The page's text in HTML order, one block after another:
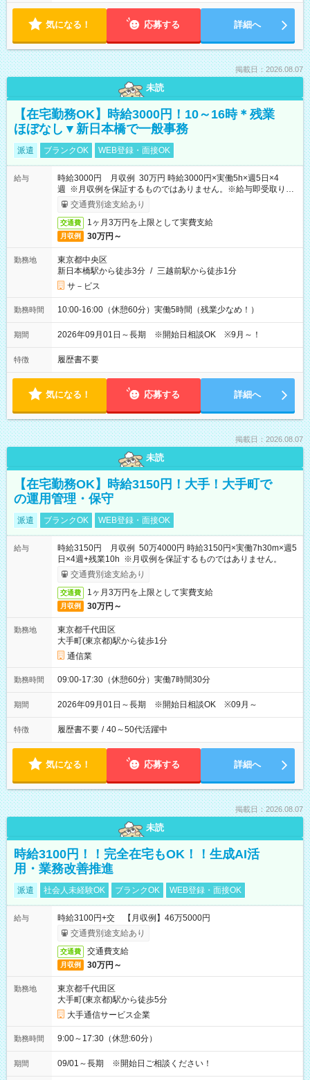
気になる！ 応募する 詳細へ
掲載日：2026.08.07
未読
【在宅勤務OK】時給3000円！10～16時＊残業
ほぼなし▼新日本橋で一般事務
派遣 ブランクOK WEB登録・面接OK
給与
時給3000円 月収例 30万円 時給3000円×実働5h×週5日×4
週 ※月収例を保証するものではありません。※給与即受取りサ
ービス利用可（利用条件有）
交通費別途支給あり
交通費 1ヶ月3万円を上限として実費支給
月収例 30万円～
勤務地
東京都中央区
新日本橋駅から徒歩3分 / 三越前駅から徒歩1分
サ－ビス
勤務時間 10:00-16:00（休憩60分）実働5時間（残業少なめ！）
期間 2026年09月01日～長期 ※開始日相談OK ※9月～！
特徴 履歴書不要
気になる！ 応募する 詳細へ
掲載日：2026.08.07
未読
【在宅勤務OK】時給3150円！大手！大手町で
の運用管理・保守
派遣 ブランクOK WEB登録・面接OK
給与
時給3150円 月収例 50万4000円 時給3150円×実働7h30m×週5
日×4週+残業10h ※月収例を保証するものではありません。
交通費別途支給あり
交通費 1ヶ月3万円を上限として実費支給
月収例 30万円～
勤務地
東京都千代田区
大手町(東京都)駅から徒歩1分
通信業
勤務時間 09:00-17:30（休憩60分）実働7時間30分
期間 2026年09月01日～長期 ※開始日相談OK ※09月～
特徴 履歴書不要 / 40～50代活躍中
気になる！ 応募する 詳細へ
掲載日：2026.08.07
未読
時給3100円！！完全在宅もOK！！生成AI活
用・業務改善推進
派遣 社会人未経験OK ブランクOK WEB登録・面接OK
給与
時給3100円+交 【月収例】46万5000円
交通費別途支給あり
交通費 交通費支給
月収例 30万円～
勤務地
東京都千代田区
大手町(東京都)駅から徒歩5分
大手通信サービス企業
勤務時間 9:00～17:30（休憩:60分）
期間 09/01～長期 ※開始日ご相談ください！